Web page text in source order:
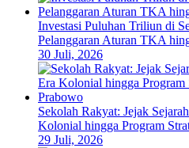
Investasi Puluhan Triliun di
Pelanggaran Aturan TKA
30 Juli, 2026
Sekolah Rakyat: Jejak
Kolonial hingga Program
29 Juli, 2026